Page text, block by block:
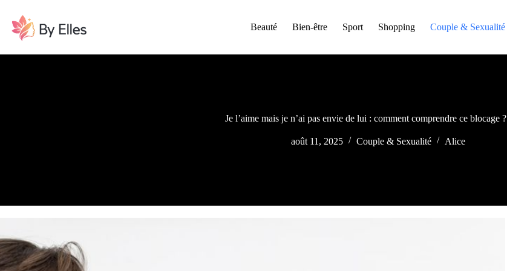
contenu
Beauté Bien-être Sport Shopping Couple & Sexualité
Je l’aime mais je n’ai pas envie de lui : comment comprendre ce blocage ?
août 11, 2025 Couple & Sexualité Alice